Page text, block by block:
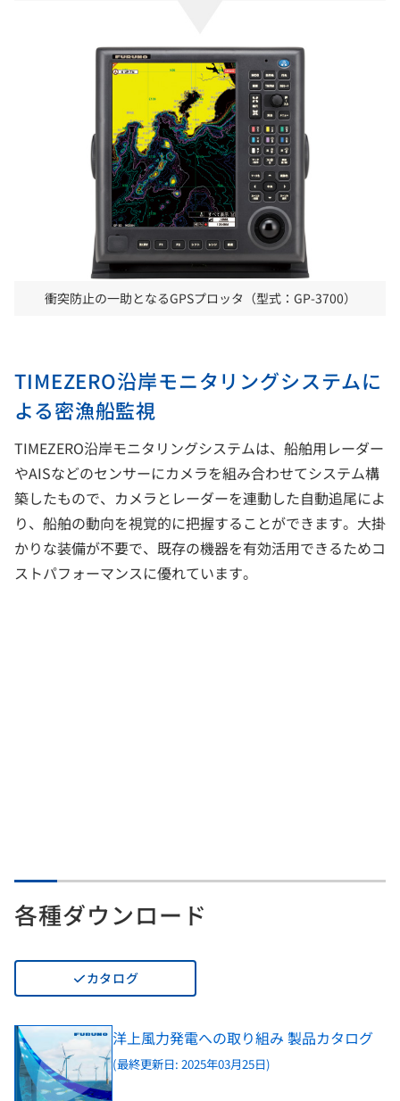
衝突防止の一助となるGPSプロッタ（型式：GP-3700）
TIMEZERO沿岸モニタリングシステムに
よる密漁船監視
TIMEZERO沿岸モニタリングシステムは、船舶用レーダー
やAISなどのセンサーにカメラを組み合わせてシステム構
築したもので、カメラとレーダーを連動した自動追尾によ
り、船舶の動向を視覚的に把握することができます。大掛
かりな装備が不要で、既存の機器を有効活用できるためコ
ストパフォーマンスに優れています。
各種ダウンロード
カタログ
洋上風力発電への取り組み 製品カタログ
(最終更新日: 2025年03月25日)